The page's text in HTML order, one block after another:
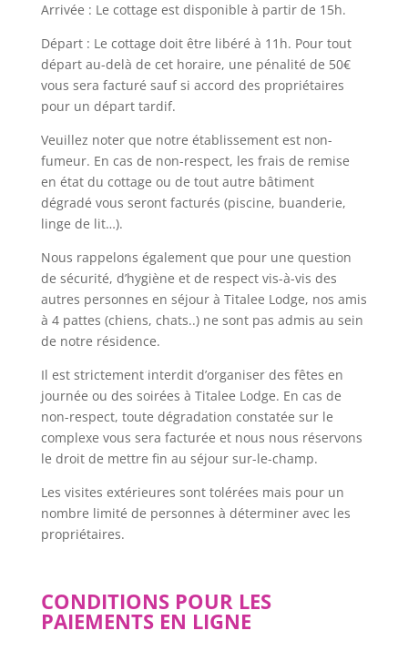
Arrivée : Le cottage est disponible à partir de 15h.
Départ : Le cottage doit être libéré à 11h. Pour tout
départ au-delà de cet horaire, une pénalité de 50€
vous sera facturé sauf si accord des propriétaires
pour un départ tardif.
Veuillez noter que notre établissement est non-
fumeur. En cas de non-respect, les frais de remise
en état du cottage ou de tout autre bâtiment
dégradé vous seront facturés (piscine, buanderie,
linge de lit…).
Nous rappelons également que pour une question
de sécurité, d’hygiène et de respect vis-à-vis des
autres personnes en séjour à Titalee Lodge, nos amis
à 4 pattes (chiens, chats..) ne sont pas admis au sein
de notre résidence.
Il est strictement interdit d’organiser des fêtes en
journée ou des soirées à Titalee Lodge. En cas de
non-respect, toute dégradation constatée sur le
complexe vous sera facturée et nous nous réservons
le droit de mettre fin au séjour sur-le-champ.
Les visites extérieures sont tolérées mais pour un
nombre limité de personnes à déterminer avec les
propriétaires.
CONDITIONS POUR LES
PAIEMENTS EN LIGNE